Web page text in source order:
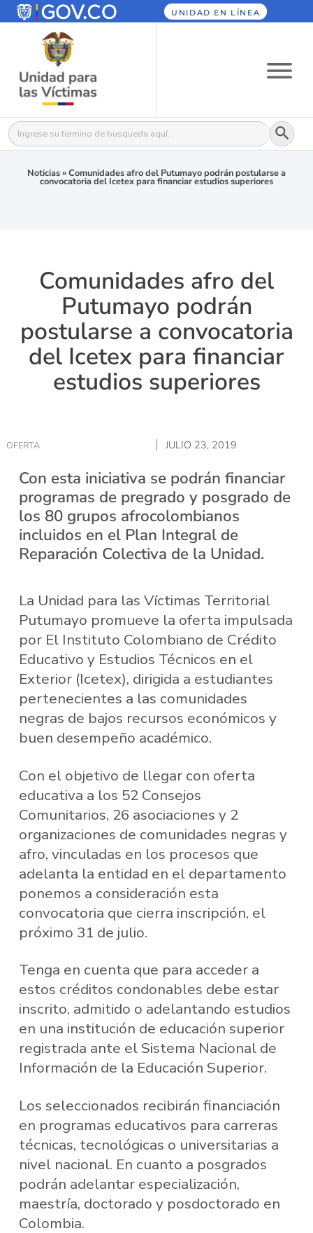
UNIDAD EN LÍNEA
Buscar: Botón
Noticias»Comunidades afro del Putumayo podrán postularse a
convocatoria del Icetex para financiar estudios superiores
Comunidades afro del
Putumayo podrán
postularse a convocatoria
del Icetex para financiar
estudios superiores
OFERTA JULIO 23, 2019
Con esta iniciativa se podrán financiar
programas de pregrado y posgrado de
los 80 grupos afrocolombianos
incluidos en el Plan Integral de
Reparación Colectiva de la Unidad.
La Unidad para las Víctimas Territorial
Putumayo promueve la oferta impulsada
por El Instituto Colombiano de Crédito
Educativo y Estudios Técnicos en el
Exterior (Icetex), dirigida a estudiantes
pertenecientes a las comunidades
negras de bajos recursos económicos y
buen desempeño académico.
Con el objetivo de llegar con oferta
educativa a los 52 Consejos
Comunitarios, 26 asociaciones y 2
organizaciones de comunidades negras y
afro, vinculadas en los procesos que
adelanta la entidad en el departamento
ponemos a consideración esta
convocatoria que cierra inscripción, el
próximo 31 de julio.
Tenga en cuenta que para acceder a
estos créditos condonables debe estar
inscrito, admitido o adelantando estudios
en una institución de educación superior
registrada ante el Sistema Nacional de
Información de la Educación Superior.
Los seleccionados recibirán financiación
en programas educativos para carreras
técnicas, tecnológicas o universitarias a
nivel nacional. En cuanto a posgrados
podrán adelantar especialización,
maestría, doctorado y posdoctorado en
Colombia.